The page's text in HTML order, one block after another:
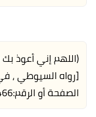
(اللهم إني أعوذ بك
[رواه السيوطي ،
الصفحة أو الرقم:1466، حديث صحيح.]